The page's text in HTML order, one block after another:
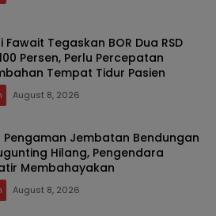
Fawait Tegaskan BOR Dua RSD
Persen, Perlu Percepatan
Tempat Tidur Pasien
August 8, 2026
Pengaman Jembatan Bendungan
Hilang, Pengendara
Membahayakan
August 8, 2026